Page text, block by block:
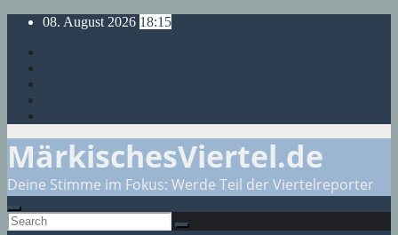
Skip
content
08. August 2026 18:15
MärkischesViertel.de
Deine Stimme im Fokus: Werde Teil der Viertelreporter